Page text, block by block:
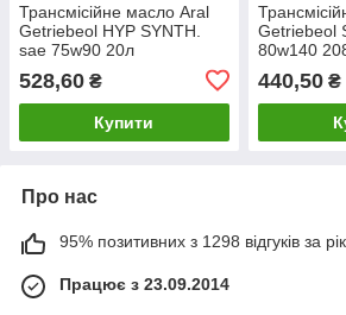
Трансмісійне масло Aral
Getriebeol HYP SYNTH.
sae 75w90 20л
528,60 ₴
Купити
Getriebeol
80w140
440,50₴
Про нас
95% позитивних з 1298 відгуків за рік
Працює з 23.09.2014